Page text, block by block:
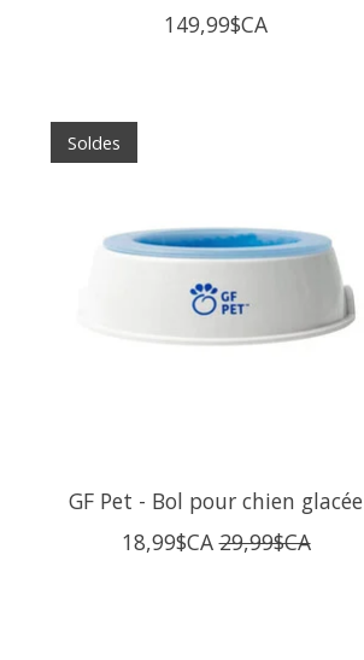
149,99$CA
Soldes
GF Pet - Bol pour chien glacée
18,99$CA 29,99$CA